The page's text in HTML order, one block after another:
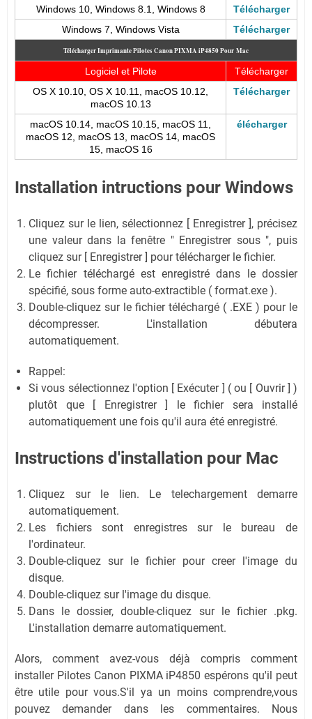
Windows 10, Windows 8.1, Windows 8
Télécharger
Windows 7, Windows Vista
Télécharger
Télécharger Imprimante Pilotes Canon PIXMA iP4850Pour Mac
Logiciel et Pilote
Télécharger
OS X 10.10, OS X 10.11, macOS 10.12,
macOS 10.13
Télécharger
macOS 10.14, macOS 10.15, macOS 11,
macOS 12, macOS 13, macOS 14, macOS
15, macOS 16
élécharger
Installation intructions pour Windows
Cliquez sur le lien, sélectionnez [ Enregistrer ], précisez
une valeur dans la fenêtre " Enregistrer sous ", puis
cliquez sur [ Enregistrer ] pour télécharger le fichier.
Le fichier téléchargé est enregistré dans le dossier
spécifié, sous forme auto-extractible ( format.exe ).
Double-cliquez sur le fichier téléchargé ( .EXE ) pour le
décompresser. L'installation débutera
automatiquement.
Rappel:
Si vous sélectionnez l'option [ Exécuter ] ( ou [ Ouvrir ] )
plutôt que [ Enregistrer ] le fichier sera installé
automatiquement une fois qu'il aura été enregistré.
Instructions d'installation pour Mac
Cliquez sur le lien. Le telechargement demarre
automatiquement.
Les fichiers sont enregistres sur le bureau de
l'ordinateur.
Double-cliquez sur le fichier pour creer l'image du
disque.
Double-cliquez sur l'image du disque.
Dans le dossier, double-cliquez sur le fichier .pkg.
L'installation demarre automatiquement.
Alors, comment avez-vous déjà compris comment
installer Pilotes Canon PIXMA iP4850 espérons qu'il peut
être utile pour vous.S'il ya un moins comprendre,vous
pouvez demander dans les commentaires. Nous